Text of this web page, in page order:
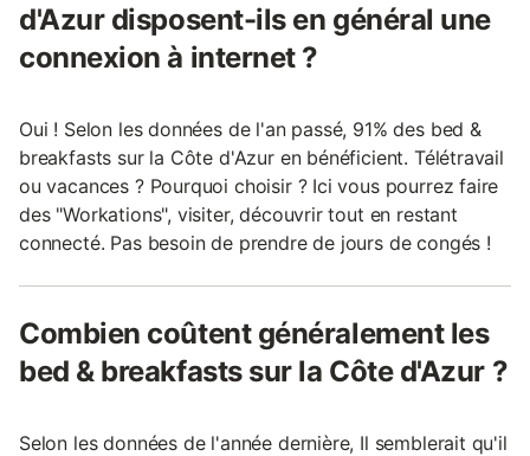
d'Azur disposent-ils en général une
connexion à internet ?
Oui ! Selon les données de l'an passé, 91% des bed &
breakfasts sur la Côte d'Azur en bénéficient. Télétravail
ou vacances ? Pourquoi choisir ? Ici vous pourrez faire
des "Workations", visiter, découvrir tout en restant
connecté. Pas besoin de prendre de jours de congés !
Combien coûtent généralement les
bed & breakfasts sur la Côte d'Azur ?
Selon les données de l'année dernière, Il semblerait qu'il